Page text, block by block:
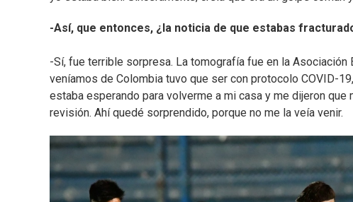
-Así, que entonces, ¿la noticia de que estabas
-Sí, fue terrible sorpresa. La tomografía fue en la
veníamos de Colombia tuvo que ser con protocolo COVID-
estaba esperando para volverme a mi casa y me dijeron
revisión. Ahí quedé sorprendido, porque no me la veía venir.